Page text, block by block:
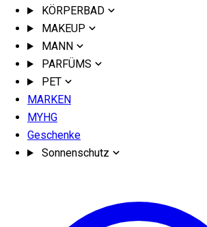
KÖRPERBAD
MAKEUP
MANN
PARFÜMS
PET
MARKEN
MYHG
Geschenke
Sonnenschutz